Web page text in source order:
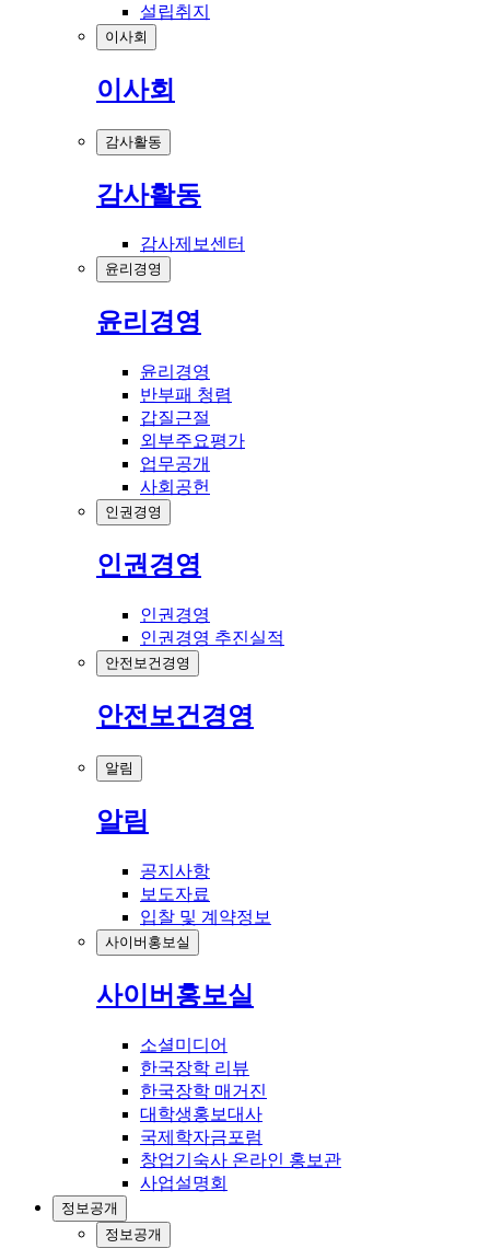
설립취지
이사회
이사회
감사활동
감사활동
감사제보센터
윤리경영
윤리경영
윤리경영
반부패 청렴
갑질근절
외부주요평가
업무공개
사회공헌
인권경영
인권경영
인권경영
인권경영 추진실적
안전보건경영
안전보건경영
알림
알림
공지사항
보도자료
입찰 및 계약정보
사이버홍보실
사이버홍보실
소셜미디어
한국장학 리뷰
한국장학 매거진
대학생홍보대사
국제학자금포럼
창업기숙사 온라인 홍보관
사업설명회
정보공개
정보공개